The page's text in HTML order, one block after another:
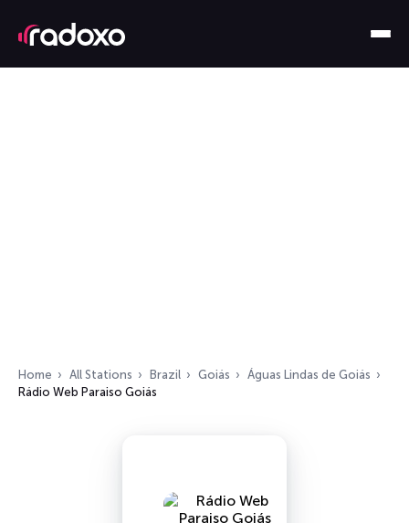
Home All Stations Brazil Goiás
Águas Lindas de Goiás
Rádio Web Paraiso Goiás